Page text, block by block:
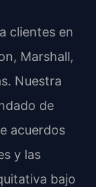
clientes en
Marshall,
Nuestra
de
acuerdos
y las
bajo